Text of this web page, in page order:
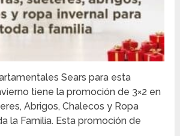
Sears para esta
tiene la promoción de 3×2 en
Abrigos, Chalecos y Ropa
la Familia. Esta promoción de